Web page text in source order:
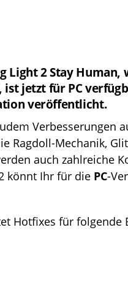
Light 2 Stay
jetzt für PC
veröffentlicht.
Verbesserungen
Ragdoll-Mechanik,
auch zahlreiche
könnt Ihr für die PC-
Hotfixes für folgende